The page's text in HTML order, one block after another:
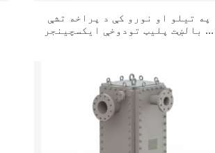
په تیلو او نورو کې د پراخه تشې
بالښت پلیټ تودوخې ایکسچینجر ...